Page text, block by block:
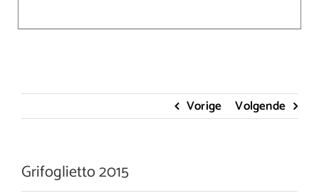
Vorige Volgende
Grifoglietto 2015